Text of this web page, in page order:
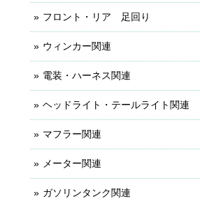
フロント・リア 足回り
ウィンカー関連
電装・ハーネス関連
ヘッドライト・テールライト関連
マフラー関連
メーター関連
ガソリンタンク関連